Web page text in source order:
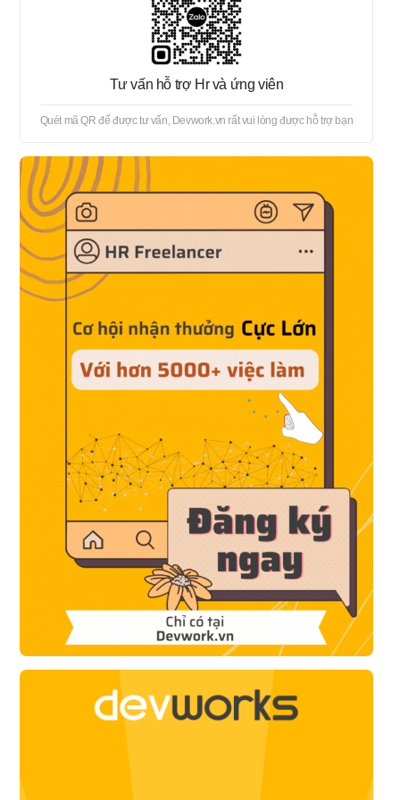
nghiệm vẫn đang hoạt động tốt
trong công việc này) Tổng hợp
dữ liệu bằng Excel, thiết lập máy
tính / điện thoại thông minh, hỗ
bàn hỗ trợ kỹ thuật, v.v. - Bạn sẽ
làm việc tại các công ty khách
hàng với tư cách là nhân viên
chính thức của công ty chúng tôi
- Có nhiều lợi ích, chẳng hạn
như "có thể làm việc tại nhiều
công ty và với nhiều công việc
khác nhau" - Thời gian làm việc:
việc sẽ được phân công tại các
địa điểm công tác trong các tỉnh
và khu vực xung quanh nơi công
cho thuê, công ty sẽ chi trả
100% chi phí ban đầu (bao gồm
tiền đặt cọc, tiền lễ tân, v.v.) và
50% hoặc 70% tiền thuê nhà. ※
Chi phí chuyển nhà sẽ được
công ty chi trả (theo quy định).
Tư vấn hỗ trợ Hr và ứng viên
Quét mã QR để được tư vấn, Devwork.vn rất vui lòng được hỗ trợ bạn